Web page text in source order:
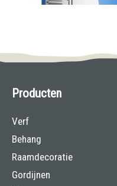
Producten
Verf
Behang
Raamdecoratie
Gordijnen